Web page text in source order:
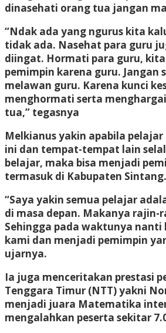
dinasehati orang tua jangan
“Ndak ada yang ngurus kita
tidak ada. Nasehat para guru
diingat. Hormati para guru,
pemimpin karena guru. Jangan
melawan guru. Karena kunci
menghormati serta
tua,” tegasnya
Melkianus yakin apabila pelajar
ini dan tempat-tempat lain
belajar, maka bisa menjadi
termasuk di Kabupaten Sintang.
“Saya yakin semua pelajar
di masa depan. Makanya rajin-
Sehingga pada waktunya nanti
kami dan menjadi pemimpin
ujarnya.
Ia juga menceritakan prestasi
Tenggara Timur (NTT) yakni
menjadi juara Matematika
mengalahkan peserta sekitar